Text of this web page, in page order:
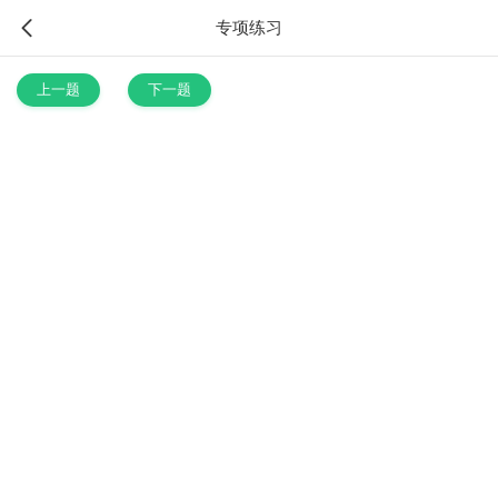
专项练习
上一题 下一题